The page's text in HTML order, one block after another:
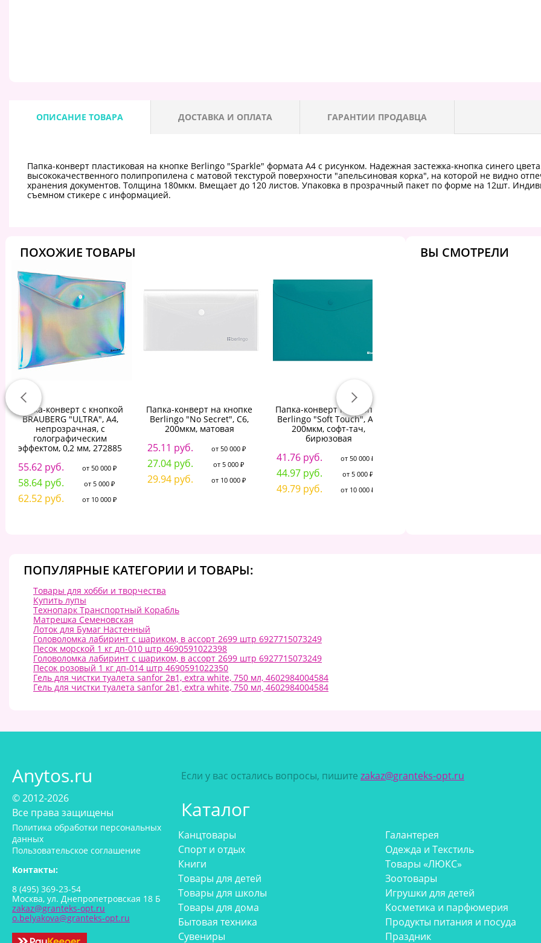
ОПИСАНИЕ ТОВАРА ДОСТАВКА И ОПЛАТА ГАРАНТИИ ПРОДАВЦА
Папка-конверт пластиковая на кнопке Berlingo "Sparkle" формата А4 с рисунком. Надежная застежка-кнопка синего
высококачественного полипропилена с матовой текстурой поверхности "апельсиновая корка", на которой не видно
хранения документов. Толщина 180мкм. Вмещает до 120 листов. Упаковка в прозрачный пакет по форме на 12шт.
съемном стикере с информацией.
ПОХОЖИЕ ТОВАРЫ
Папка-конверт с кнопкой
BRAUBERG "ULTRA", А4,
непрозрачная, c
голографическим
эффектом, 0,2 мм, 272885
55.62 руб. от 50 000 ₽
58.64 руб. от 5 000 ₽
62.52 руб. от 10 000 ₽
Папка-конверт на кнопке
Berlingo "No Secret", С6,
200мкм, матовая
25.11 руб. от 50 000 ₽
27.04 руб. от 5 000 ₽
29.94 руб. от 10 000 ₽
Папка-конверт на кнопке
Berlingo "Soft Touch", А4,
200мкм, софт-тач,
бирюзовая
41.76 руб. от 50 000 ₽
44.97 руб. от 5 000 ₽
49.79 руб. от 10 000 ₽
ВЫ СМОТРЕЛИ
ПОПУЛЯРНЫЕ КАТЕГОРИИ И ТОВАРЫ:
Товары для хобби и творчества
Купить лупы
Технопарк Транспортный Корабль
Матрешка Семеновская
Лоток для Бумаг Настенный
Головоломка лабиринт с шариком, в ассорт 2699 штр 6927715073249
Песок морской 1 кг дп-010 штр 4690591022398
Головоломка лабиринт с шариком, в ассорт 2699 штр 6927715073249
Песок розовый 1 кг дп-014 штр 4690591022350
Гель для чистки туалета sanfor 2в1, extra white, 750 мл, 4602984004584
Гель для чистки туалета sanfor 2в1, extra white, 750 мл, 4602984004584
Anytos.ru
© 2012-2026
Все права защищены
Политика обработки персональных
данных
Пользовательское соглашение
Контакты:
8 (495) 369-23-54
Москва, ул. Днепропетровская 18 Б
zakaz@granteks-opt.ru
o.belyakova@granteks-opt.ru
Если у вас остались вопросы, пишите zakaz@granteks-opt.ru
Каталог
Канцтовары
Спорт и отдых
Книги
Товары для детей
Товары для школы
Товары для дома
Бытовая техника
Сувениры
Галантерея
Одежда и Текстиль
Товары «ЛЮКС»
Зоотовары
Игрушки для детей
Косметика и парфюмерия
Продукты питания и посуда
Праздник